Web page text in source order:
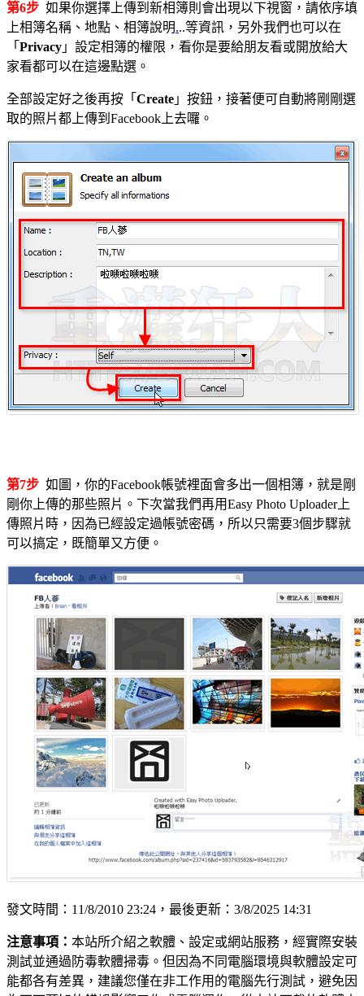
第6步 如果你選擇上傳到新相簿則會出現以下視窗，請依序填
上相簿名稱、地點、相簿說明...等資訊，另外我們也可以在
「 Privacy 」設定相簿的權限，看你是要給朋友看或開放給大
家看都可以在這邊點選。
全部設定好之後再按「 Create 」按鈕，接著便可自動將剛剛選
取的照片都上傳到Facebook上去囉。
第7步 如圖，你的Facebook帳號裡面會多出一個相簿，就是剛
剛你上傳的那些照片。下次當我們再用Easy Photo Uploader上
傳照片時，因為已經設定過帳號密碼，所以只需要3個步驟就
可以搞定，既簡單又方便。
發文時間：11/8/2010 23:24，最後更新：3/8/2025 14:31
注意事項： 本站所介紹之軟體、設定或網站服務，經實際安裝
測試並通過防毒軟體掃毒。但因為不同電腦環境與軟體設定可
能都各有差異，建議您僅在非工作用的電腦先行測試，避免因